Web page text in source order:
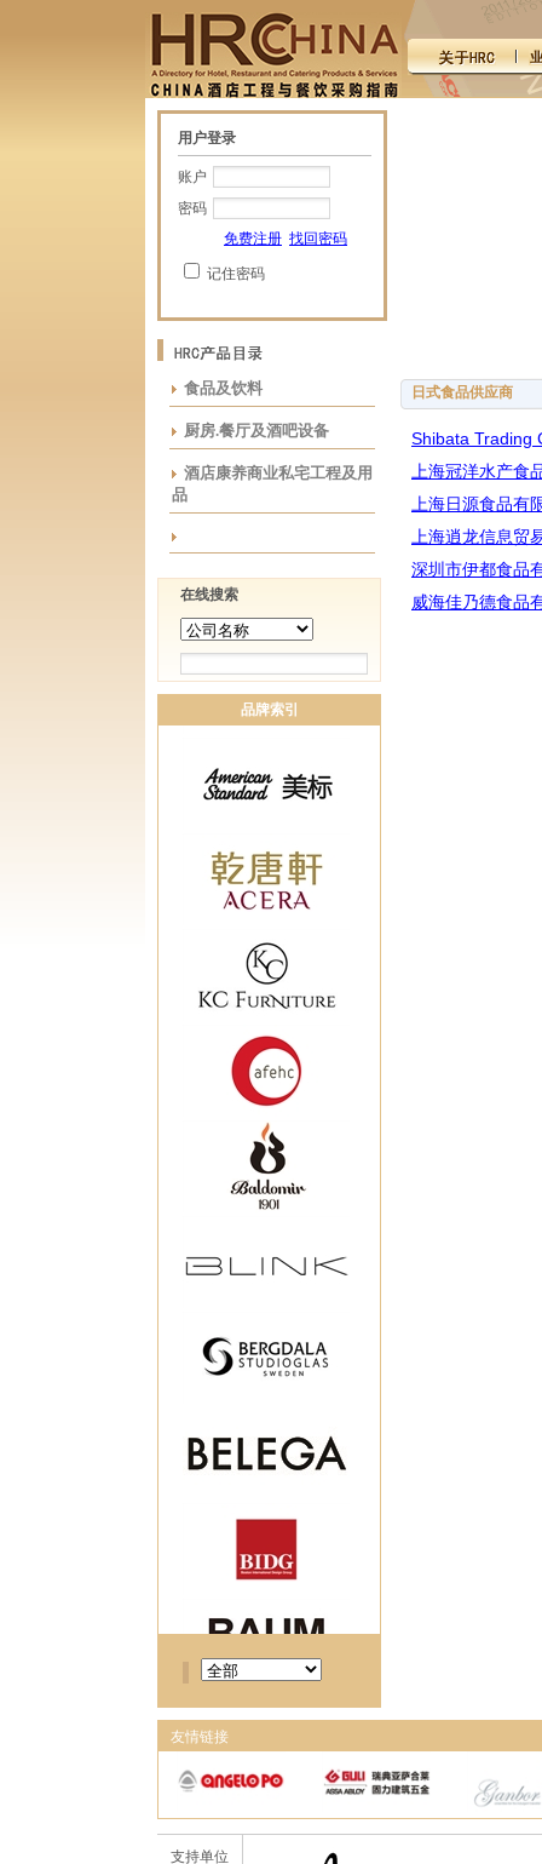
用户登录
账户
密码
免费注册 找回密码
记住密码
食品及饮料
厨房.餐厅及酒吧设备
酒店康养商业私宅工程及用
品
在线搜索
品牌索引
日式食品供应商
Shibata Trading
上海冠洋水产食
上海日源食品有
上海逍龙信息贸
深圳市伊都食品
威海佳乃德食品
友情链接
支持单位